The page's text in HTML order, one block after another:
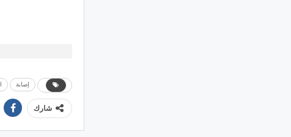
إصابة
شارك